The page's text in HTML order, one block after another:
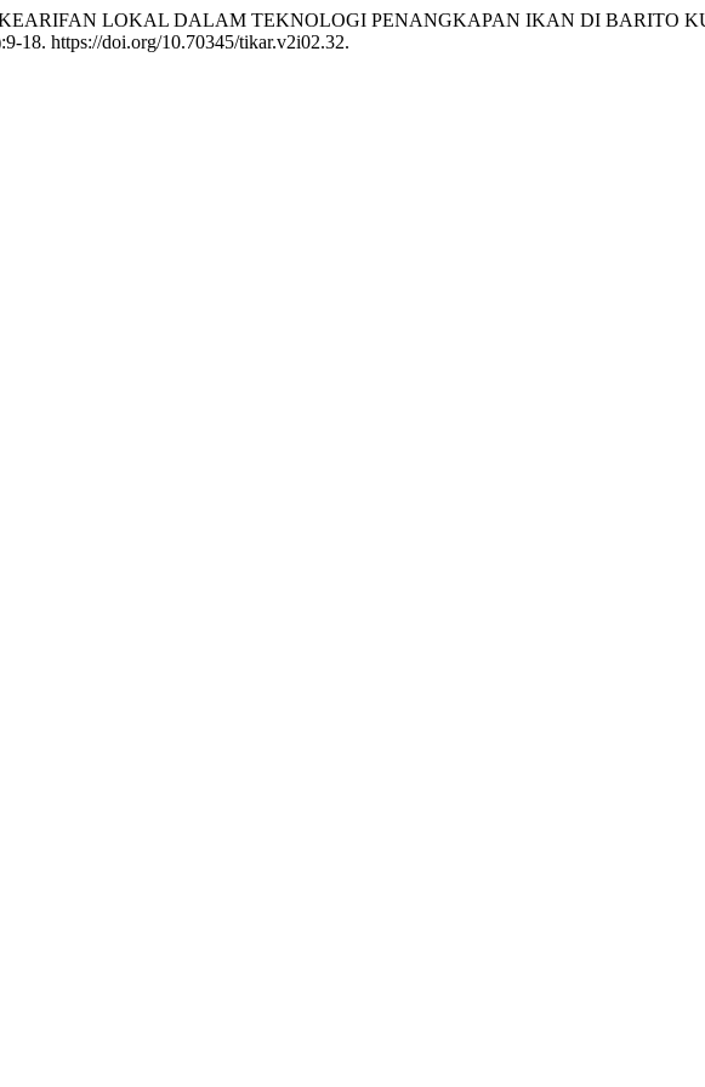
“KEARIFAN LOKAL DALAM TEKNOLOGI PENANGKAPAN IKAN DI BARITO
18. https://doi.org/10.70345/tikar.v2i02.32.